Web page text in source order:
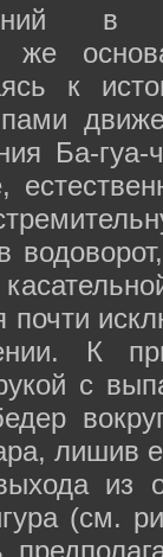
в
же
к
Ба-
почти
К
с
лишив
из
(см.